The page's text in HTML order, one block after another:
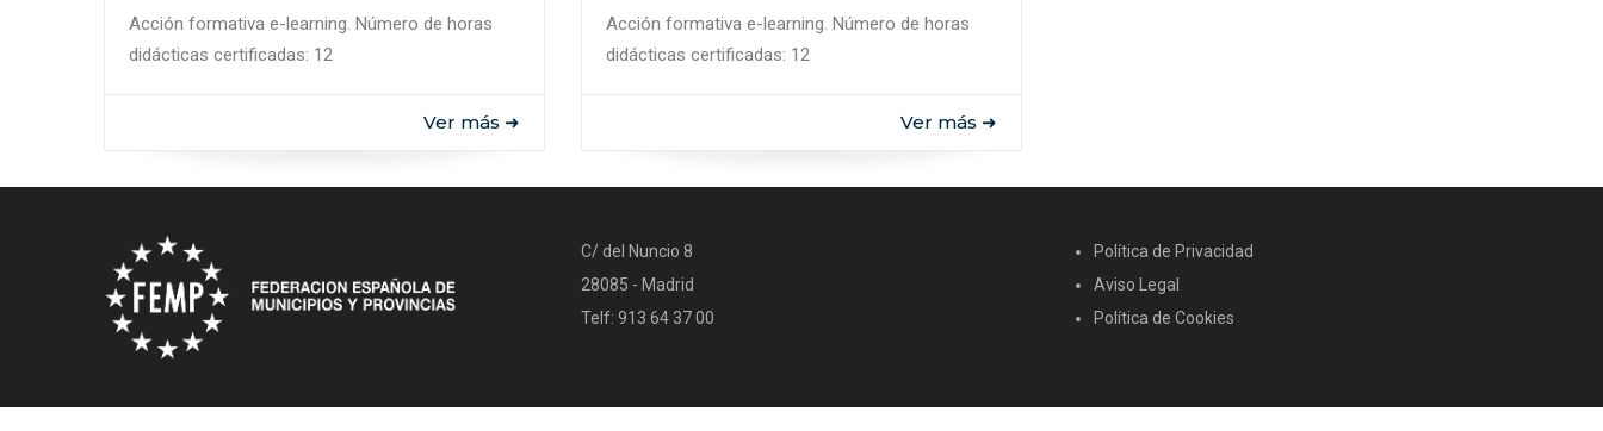
Acción formativa e-learning. Número de horas
didácticas certificadas: 12
Ver más ➜
Acción formativa e-learning. Número de horas
didácticas certificadas: 12
Ver más ➜
C/ del Nuncio 8
28085 - Madrid
Telf: 913 64 37 00
Política de Privacidad
Aviso Legal
Política de Cookies